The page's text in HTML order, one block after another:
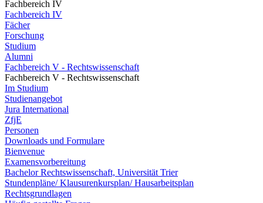
Fachbereich IV
Fachbereich IV
Fächer
Forschung
Studium
Alumni
Fachbereich V - Rechtswissenschaft
Fachbereich V - Rechtswissenschaft
Im Studium
Studienangebot
Jura International
ZfjE
Personen
Downloads und Formulare
Bienvenue
Examensvorbereitung
Bachelor Rechtswissenschaft, Universität Trier
Stundenpläne/ Klausurenkursplan/ Hausarbeitsplan
Rechtsgrundlagen